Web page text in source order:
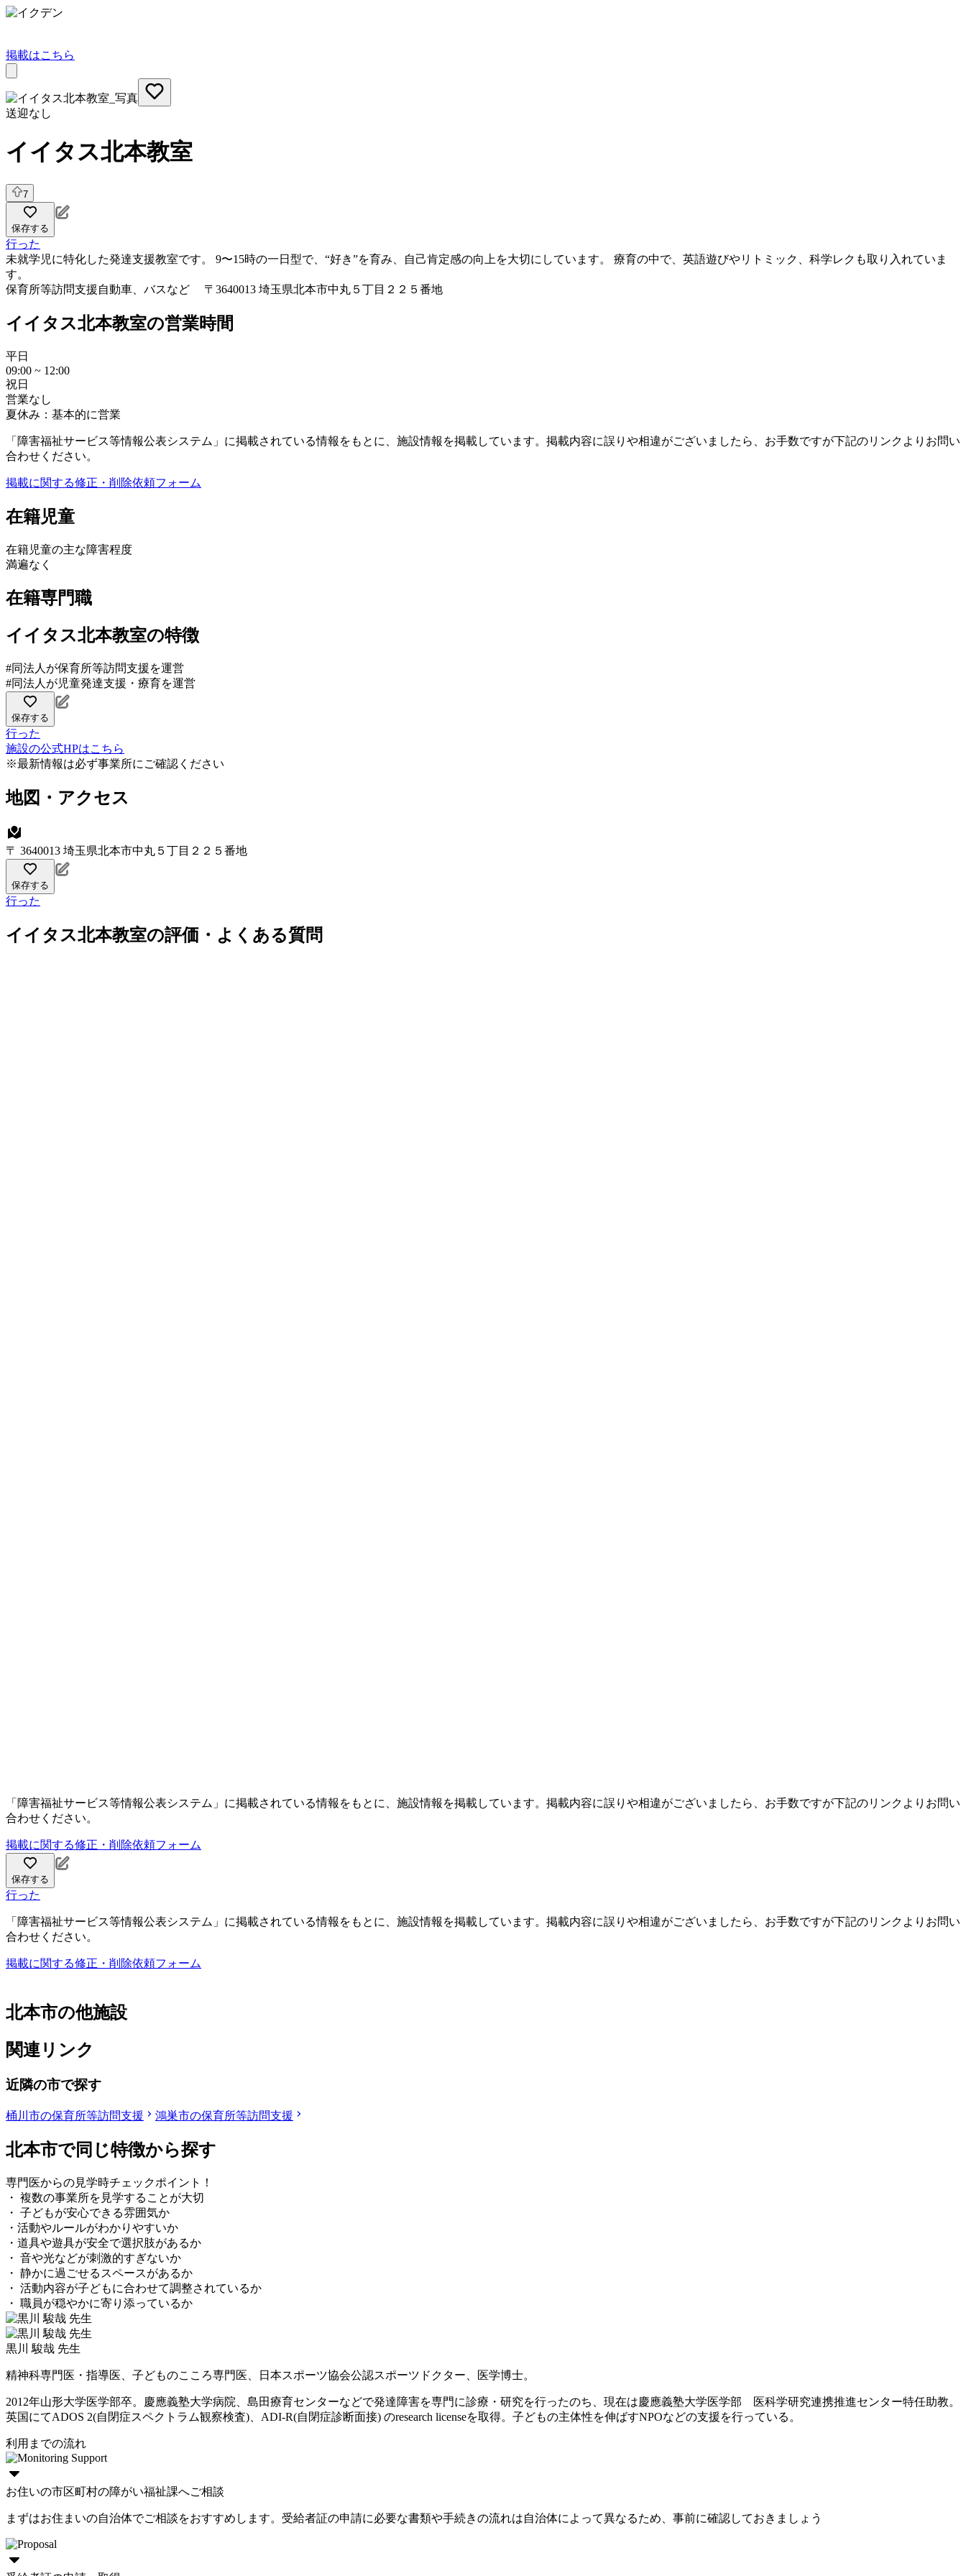
掲載はこちら
送迎なし
イイタス北本教室
7
保存する
行った
未就学児に特化した発達支援教室です。 9〜15時の一日型で、“好き”を育み、自己肯定感の向上を大切にしています。 療育の中で、英語遊びやリトミック、科学レクも取り入れていま
す。
保育所等訪問支援自動車、バスなど 〒3640013 埼玉県北本市中丸５丁目２２５番地
イイタス北本教室の営業時間
平日
09:00 ~ 12:00
祝日
営業なし
夏休み：基本的に営業
「障害福祉サービス等情報公表システム」に掲載されている情報をもとに、施設情報を掲載しています。掲載内容に誤りや相違がございましたら、お手数ですが下記のリンクよりお問い
合わせください。
掲載に関する修正・削除依頼フォーム
在籍児童
在籍児童の主な障害程度
満遍なく
在籍専門職
イイタス北本教室の特徴
#同法人が保育所等訪問支援を運営
#同法人が児童発達支援・療育を運営
保存する
行った
施設の公式HPはこちら
※最新情報は必ず事業所にご確認ください
地図・アクセス
〒 3640013 埼玉県北本市中丸５丁目２２５番地
保存する
行った
イイタス北本教室の評価・よくある質問
「障害福祉サービス等情報公表システム」に掲載されている情報をもとに、施設情報を掲載しています。掲載内容に誤りや相違がございましたら、お手数ですが下記のリンクよりお問い
合わせください。
掲載に関する修正・削除依頼フォーム
保存する
行った
「障害福祉サービス等情報公表システム」に掲載されている情報をもとに、施設情報を掲載しています。掲載内容に誤りや相違がございましたら、お手数ですが下記のリンクよりお問い
合わせください。
掲載に関する修正・削除依頼フォーム
北本市の他施設
関連リンク
近隣の市で探す
桶川市の保育所等訪問支援 鴻巣市の保育所等訪問支援
北本市で同じ特徴から探す
専門医からの見学時チェックポイント！
・ 複数の事業所を見学することが大切
・ 子どもが安心できる雰囲気か
・活動やルールがわかりやすいか
・道具や遊具が安全で選択肢があるか
・ 音や光などが刺激的すぎないか
・ 静かに過ごせるスペースがあるか
・ 活動内容が子どもに合わせて調整されているか
・ 職員が穏やかに寄り添っているか
黒川 駿哉 先生
精神科専門医・指導医、子どものこころ専門医、日本スポーツ協会公認スポーツドクター、医学博士。
2012年山形大学医学部卒。慶應義塾大学病院、島田療育センターなどで発達障害を専門に診療・研究を行ったのち、現在は慶應義塾大学医学部 医科学研究連携推進センター特任助教。
英国にてADOS 2(自閉症スペクトラム観察検査)、ADI-R(自閉症診断面接) のresearch licenseを取得。子どもの主体性を伸ばすNPOなどの支援を行っている。
利用までの流れ
お住いの市区町村の障がい福祉課へご相談
まずはお住まいの自治体でご相談をおすすめします。受給者証の申請に必要な書類や手続きの流れは自治体によって異なるため、事前に確認しておきましょう